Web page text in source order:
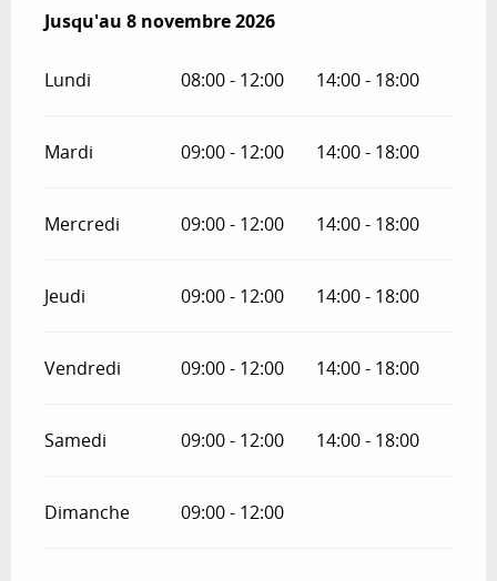
Du1 avril 2026au8 novembre 2026
Jusqu'au 8 novembre 2026
Lundi 08:00 - 12:00 14:00 - 18:00
Mardi 09:00 - 12:00 14:00 - 18:00
Mercredi 09:00 - 12:00 14:00 - 18:00
Jeudi 09:00 - 12:00 14:00 - 18:00
Vendredi 09:00 - 12:00 14:00 - 18:00
Samedi 09:00 - 12:00 14:00 - 18:00
Dimanche 09:00 - 12:00